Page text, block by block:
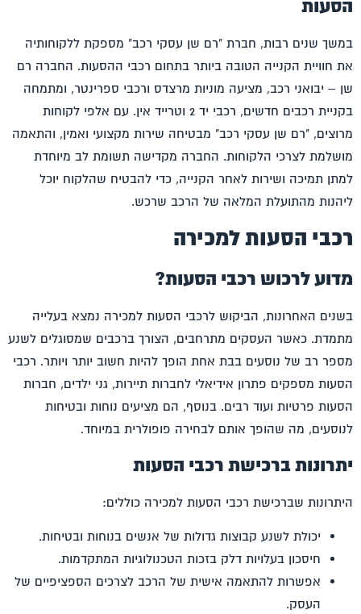
הסעות
במשך שנים רבות, חברת "רם שן עסקי רכב" מספקת ללקוחותיה
את חוויית הקנייה הטובה ביותר בתחום רכבי ההסעות. החברה רם
שן – יבואני רכב, מציעה מוניות מרצדס ורכבי ספרינטר, ומתמחה
בקניית רכבים חדשים, רכבי יד 2 וטרייד אין. עם אלפי לקוחות
מרוצים, "רם שן עסקי רכב" מבטיחה שירות מקצועי ואמין, והתאמה
מושלמת לצרכי הלקוחות. החברה מקדישה תשומת לב מיוחדת
למתן תמיכה ושירות לאחר הקנייה, כדי להבטיח שהלקוח יוכל
ליהנות מהתועלת המלאה של הרכב שרכש.
רכבי הסעות למכירה
מדוע לרכוש רכבי הסעות?
בשנים האחרונות, הביקוש לרכבי הסעות למכירה נמצא בעלייה
מתמדת. כאשר העסקים מתרחבים, הצורך ברכבים שמסוגלים לשנע
מספר רב של נוסעים בבת אחת הופך להיות חשוב יותר ויותר. רכבי
הסעות מספקים פתרון אידיאלי לחברות תיירות, גני ילדים, חברות
הסעות פרטיות ועוד רבים. בנוסף, הם מציעים נוחות ובטיחות
לנוסעים, מה שהופך אותם לבחירה פופולרית במיוחד.
יתרונות ברכישת רכבי הסעות
היתרונות שברכישת רכבי הסעות למכירה כוללים:
יכולת לשנע קבוצות גדולות של אנשים בנוחות ובטיחות.
חיסכון בעלויות דלק בזכות הטכנולוגיות המתקדמות.
אפשרות להתאמה אישית של הרכב לצרכים הספציפיים של
העסק.